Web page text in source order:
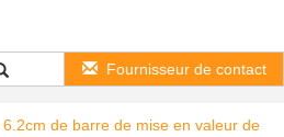
Fournisseur de contact
de barre de mise en valeur de